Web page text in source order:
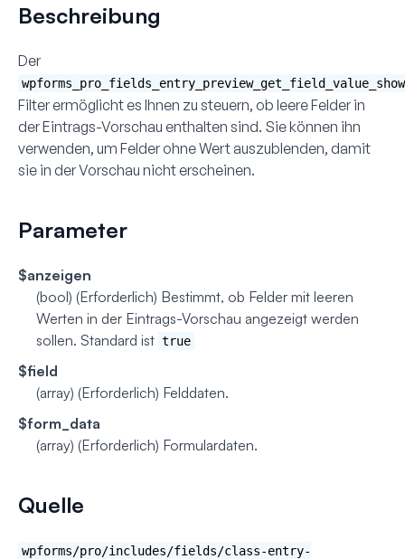
Beschreibung
Der
Filter ermöglicht es Ihnen zu steuern, ob leere Felder in
der Eintrags-Vorschau enthalten sind. Sie können ihn
verwenden, um Felder ohne Wert auszublenden, damit
sie in der Vorschau nicht erscheinen.
Parameter
$anzeigen
(bool) (Erforderlich) Bestimmt, ob Felder mit leeren
Werten in der Eintrags-Vorschau angezeigt werden
sollen. Standard ist true
$field
(array) (Erforderlich) Felddaten.
$form_data
(array) (Erforderlich) Formulardaten.
Quelle
wpforms/pro/includes/fields/class-entry-